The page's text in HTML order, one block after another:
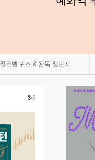
골든벨 퀴즈 & 완독 챌린지
3/5